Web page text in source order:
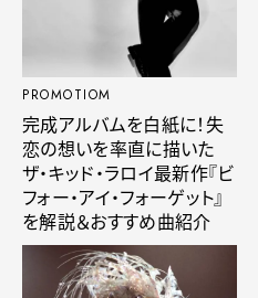
PROMOTIOM
完成アルバムを白紙に！失
恋の想いを率直に描いた
ザ・キッド・ラロイ最新作『ビ
フォー・アイ・フォーゲット』
を解説＆おすすめ曲紹介